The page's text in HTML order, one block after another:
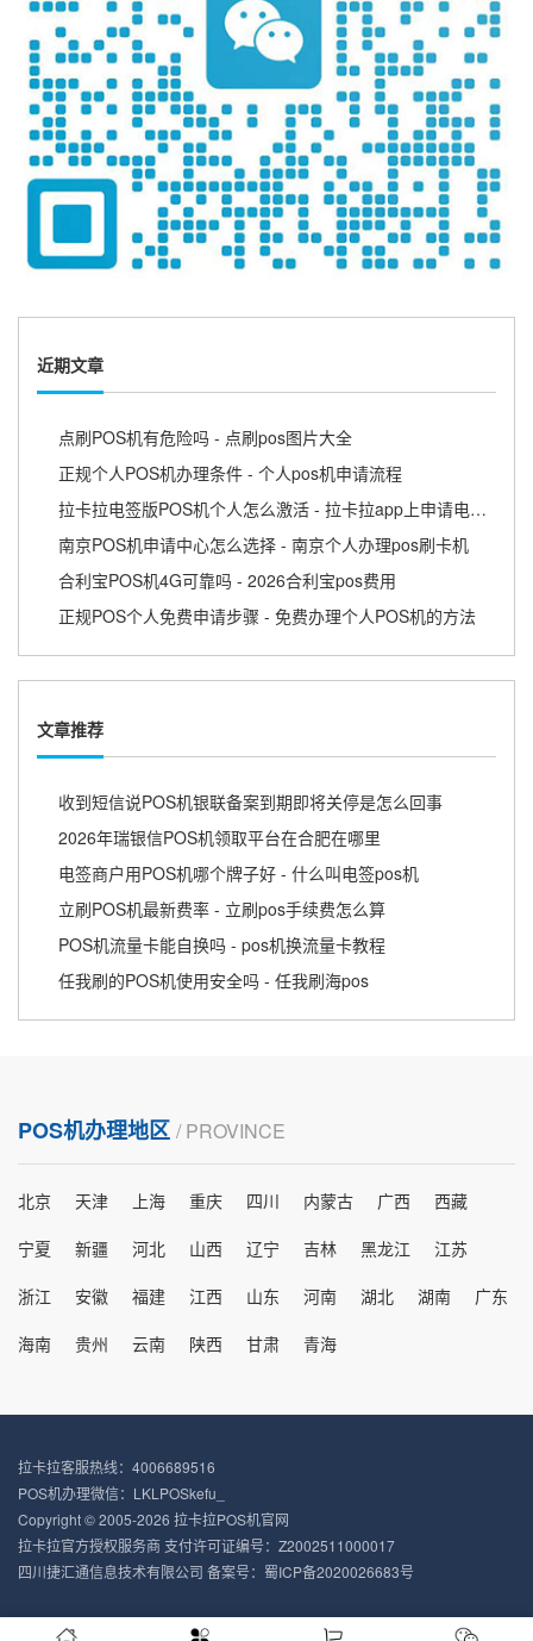
近期文章
点刷POS机有危险吗 - 点刷pos图片大全
正规个人POS机办理条件 - 个人pos机申请流程
拉卡拉电签版POS机个人怎么激活 - 拉卡拉app上申请电签pos需要收费吗
南京POS机申请中心怎么选择 - 南京个人办理pos刷卡机
合利宝POS机4G可靠吗 - 2026合利宝pos费用
正规POS个人免费申请步骤 - 免费办理个人POS机的方法
文章推荐
收到短信说POS机银联备案到期即将关停是怎么回事
2026年瑞银信POS机领取平台在合肥在哪里
电签商户用POS机哪个牌子好 - 什么叫电签pos机
立刷POS机最新费率 - 立刷pos手续费怎么算
POS机流量卡能自换吗 - pos机换流量卡教程
任我刷的POS机使用安全吗 - 任我刷海pos
POS机办理地区 / PROVINCE
北京 天津 上海 重庆 四川 内蒙古 广西
西藏
宁夏
新疆 河北 山西 辽宁 吉林 黑龙江
江苏
浙江
安徽 福建 江西 山东 河南 湖北 湖南
广东
海南
贵州 云南 陕西 甘肃 青海
拉卡拉客服热线：4006689516
POS机办理微信：LKLPOSkefu_
Copyright © 2005-2026 拉卡拉POS机官网
拉卡拉官方授权服务商 支付许可证编号：Z2002511000017
四川捷汇通信息技术有限公司 备案号： 蜀ICP备2020026683号